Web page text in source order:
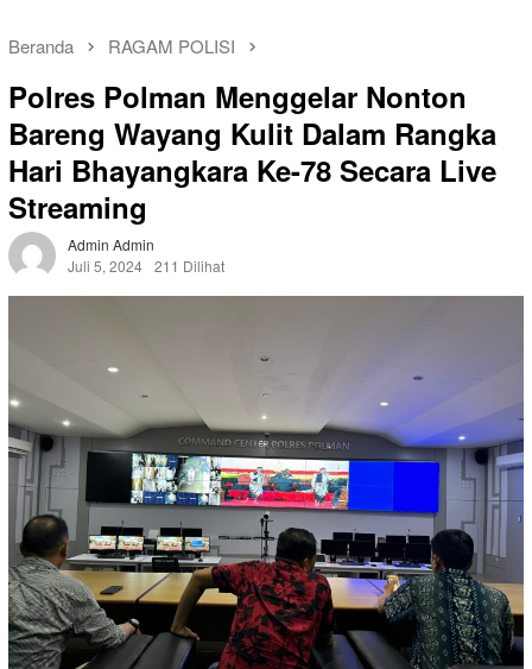
Beranda RAGAM POLISI
Polres Polman Menggelar Nonton
Bareng Wayang Kulit Dalam Rangka
Hari Bhayangkara Ke-78 Secara Live
Streaming
Admin Admin
Juli 5, 2024 211 Dilihat